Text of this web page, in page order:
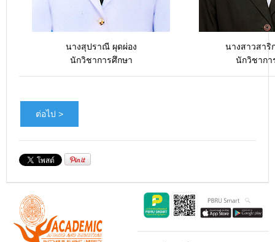
นางสุปราณี ผุดผ่อง
นักวิชาการศึกษา
นางสาวสาริ
นักวิชากา
ต่อไป >